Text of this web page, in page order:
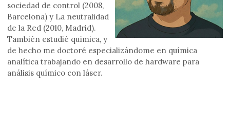
sociedad de control (2008,
Barcelona) y La neutralidad
de la Red (2010, Madrid).
También estudié química, y
de hecho me doctoré especializándome en química
analítica trabajando en desarrollo de hardware para
análisis químico con láser.